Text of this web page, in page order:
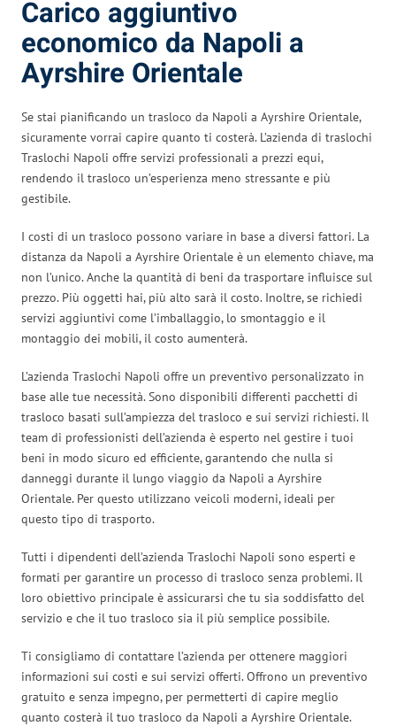
Carico aggiuntivo
economico da Napoli a
Ayrshire Orientale
Se stai pianificando un trasloco da Napoli a Ayrshire Orientale,
sicuramente vorrai capire quanto ti costerà. L’azienda di traslochi
Traslochi Napoli offre servizi professionali a prezzi equi,
rendendo il trasloco un’esperienza meno stressante e più
gestibile.
I costi di un trasloco possono variare in base a diversi fattori. La
distanza da Napoli a Ayrshire Orientale è un elemento chiave, ma
non l’unico. Anche la quantità di beni da trasportare influisce sul
prezzo. Più oggetti hai, più alto sarà il costo. Inoltre, se richiedi
servizi aggiuntivi come l’imballaggio, lo smontaggio e il
montaggio dei mobili, il costo aumenterà.
L’azienda Traslochi Napoli offre un preventivo personalizzato in
base alle tue necessità. Sono disponibili differenti pacchetti di
trasloco basati sull’ampiezza del trasloco e sui servizi richiesti. Il
team di professionisti dell’azienda è esperto nel gestire i tuoi
beni in modo sicuro ed efficiente, garantendo che nulla si
danneggi durante il lungo viaggio da Napoli a Ayrshire
Orientale. Per questo utilizzano veicoli moderni, ideali per
questo tipo di trasporto.
Tutti i dipendenti dell’azienda Traslochi Napoli sono esperti e
formati per garantire un processo di trasloco senza problemi. Il
loro obiettivo principale è assicurarsi che tu sia soddisfatto del
servizio e che il tuo trasloco sia il più semplice possibile.
Ti consigliamo di contattare l’azienda per ottenere maggiori
informazioni sui costi e sui servizi offerti. Offrono un preventivo
gratuito e senza impegno, per permetterti di capire meglio
quanto costerà il tuo trasloco da Napoli a Ayrshire Orientale.